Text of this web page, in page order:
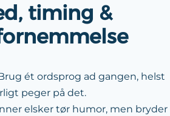
timing &
ét ordsprog ad gangen, helst
peger på det.
elsker tør humor, men bryder